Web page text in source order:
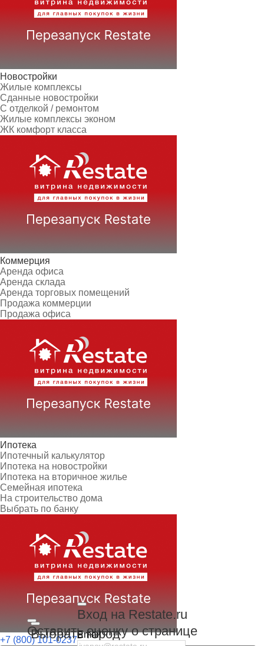
Новостройки
Жилые комплексы
Сданные новостройки
С отделкой / ремонтом
Жилые комплексы эконом
ЖК комфорт класса
Коммерция
Аренда офиса
Аренда склада
Аренда торговых помещений
Продажа коммерции
Продажа офиса
Ипотека
Ипотечный калькулятор
Ипотека на новостройки
Ипотека на вторичное жилье
Семейная ипотека
На строительство дома
Выбрать по банку
+7 (800) 101-0237
Выбрать город
Вход на Restate.ru
Email
Оставить оценку о странице